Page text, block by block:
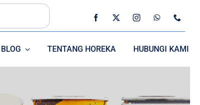
BLOG TENTANG HOREKA HUBUNGI KAMI